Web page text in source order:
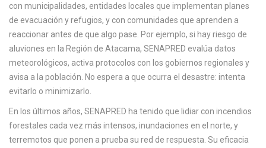
con municipalidades, entidades locales que implementan planes
de evacuación y refugios, y con comunidades que aprenden a
reaccionar antes de que algo pase. Por ejemplo, si hay riesgo de
aluviones en la Región de Atacama, SENAPRED evalúa datos
meteorológicos, activa protocolos con los gobiernos regionales y
avisa a la población. No espera a que ocurra el desastre: intenta
evitarlo o minimizarlo.
En los últimos años, SENAPRED ha tenido que lidiar con incendios
forestales cada vez más intensos, inundaciones en el norte, y
terremotos que ponen a prueba su red de respuesta. Su eficacia